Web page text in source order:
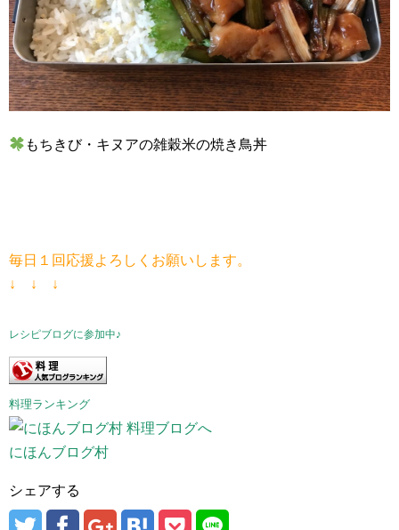
もちきび・キヌアの雑穀米の焼き鳥丼
毎日１回応援よろしくお願いします。
↓ ↓ ↓
レシピブログに参加中♪
料理ランキング
にほんブログ村
シェアする